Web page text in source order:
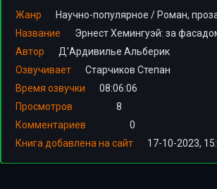
Жанр Научно-популярное / Роман,
Название
Эрнест Хемингуэй: за
Автор
Д'Ардивилье Альберик
Озвучивает
Старчиков Степан
Время озвучки
08:06:06
Просмотров
8
Комментариев
0
Книга добавлена на сайт
17-10-2023,